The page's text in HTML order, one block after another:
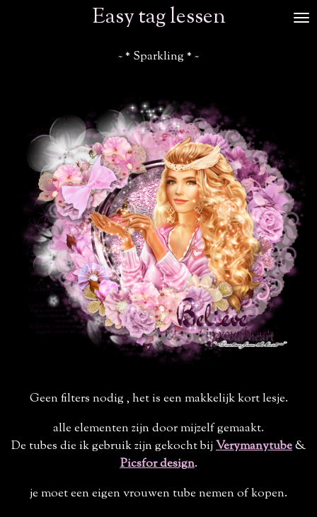
Easy tag lessen
~ * Sparkling * ~
Geen filters nodig , het is een makkelijk kort lesje.
alle elementen zijn door mijzelf gemaakt.
De tubes die ik gebruik zijn gekocht bij Verymanytube&
Picsfor design.
je moet een eigen vrouwen tube nemen of kopen.